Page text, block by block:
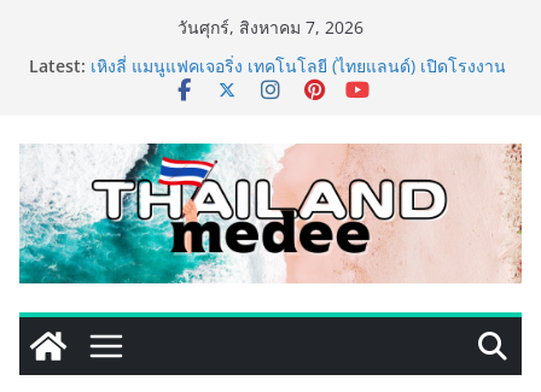
วันศุกร์, สิงหาคม 7, 2026
Latest: เหิงลี่ แมนูแฟคเจอริ่ง เทคโนโลยี (ไทยแลนด์) เปิดโรงงาน
แห่งใหม่ในชลบุรี เดินหน้าขยายฐานการผลิตสู่เอเชียตะวัน
TECNO ประกาศทรานส์ฟอร์มจากเกมมิ่งโฟน สู่ไลฟ์สไตล์
แฟชั่นไอเท็ม เสิร์ฟใหญ่ปักหมุดแลนมาร์คใหม่กลางสถานี
MRT วาง POVA 8 Series จุดเริ่มต้นครั้งสำคัญ
ครั้งแรกของอุตสาหกรรมสีไทย นิปปอนเพนต์ผนึก 6 พันธ
มิตรโมเดิร์นเทรดชั้นนำ นำร่องเปิดตัว “NIPPON PAINT
WORRY FREE” โปรแกรมดูแลคุณภาพฟิล์มสีหลังการขาย
ยกระดับความมั่นใจลูกค้าด้วยผลิตภัณฑ์คุณภาพและ
บริการหลังการขายที่ครบวงจร
เริ่มแล้ว! อ.ต.ก.แฟร์ 4 ภาค @ภาคกลาง “มนต์เสน่ห์เกษตร
ไทย สู่ใจกลางมหานคร” ชวนชิม ช้อป สินค้าเกษตร
คุณภาพจากทั่วไทย วันนี้ – 8 สิงหาคมนี้ ณ ลานคนเมือง